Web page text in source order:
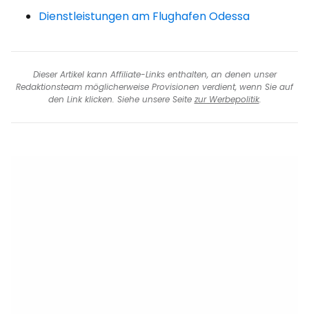
Dienstleistungen am Flughafen Odessa
Dieser Artikel kann Affiliate-Links enthalten, an denen unser
Redaktionsteam möglicherweise Provisionen verdient, wenn Sie auf
den Link klicken. Siehe unsere Seite zur Werbepolitik.